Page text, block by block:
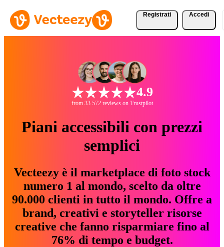
Registrati Accedi
4.9
from 33.572 reviews on Trustpilot
Piani accessibili con prezzi
semplici
Vecteezy è il marketplace di foto stock
numero 1 al mondo, scelto da oltre
90.000 clienti in tutto il mondo. Offre a
brand, creativi e storyteller risorse
creative che fanno risparmiare fino al
76% di tempo e budget.